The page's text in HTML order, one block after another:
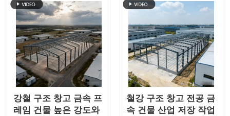
강철 구조 창고 금속 프
레임 건물 높은 강도와
철강 구조 창고 전공 금
속 건물 산업 저장 작업